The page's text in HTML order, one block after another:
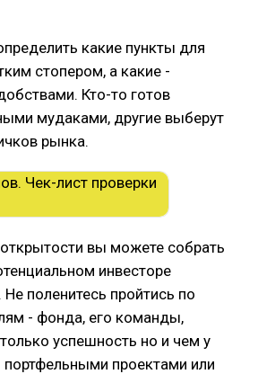
какие пункты для
стопером, а какие -
Кто-то готов
мудаками, другие выберут
рынка.
вы можете собрать
инвесторе
поленитесь пройтись по
- фонда, его команды,
успешность но и чем у
портфельными проектами или